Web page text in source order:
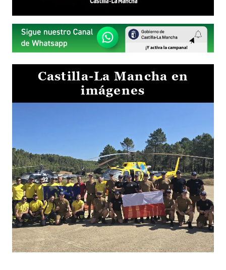
Castilla-La Mancha en
imágenes